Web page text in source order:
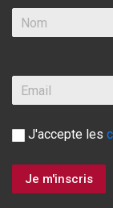
J'accepte les